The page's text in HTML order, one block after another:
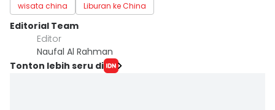
wisata china
Liburan ke China
Editorial Team
Editor
Naufal Al Rahman
Tonton lebih seru di